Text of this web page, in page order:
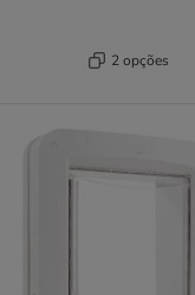
2 opções